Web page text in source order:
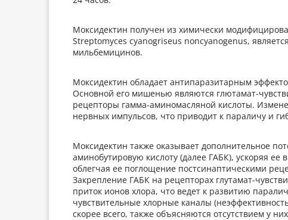
Моксидектин получен из химически
Streptomyces cyanogriseus noncyanogenus,
мильбемицинов.
Моксидектин обладает антипаразитарным
Основной его мишенью являются глютамат-
рецепторы гамма-аминомасляной кислоты.
нервных импульсов, что приводит к параличу и
Моксидектин также оказывает дополнительное
аминобутировую кислоту (далее ГАБК), ускоряя
облегчая ее поглощение постсинаптическими
Закрепление ГАБК на рецепторах глутамат-
приток ионов хлора, что ведет к развитию
чувствительные хлорные каналы
скорее всего, также объясняются отсутствием у